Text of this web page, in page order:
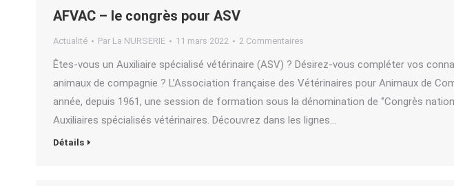
AFVAC – le congrès pour ASV
Actualité Par La NURSERIE 11 mars 2022 2 Commentaires
Êtes-vous un Auxiliaire spécialisé vétérinaire (ASV) ? Désirez-vous compléter vos
animaux de compagnie ? L’Association française des Vétérinaires pour Animaux de
année, depuis 1961, une session de formation sous la dénomination de ‘’Congrès
Auxiliaires spécialisés vétérinaires. Découvrez dans les lignes…
Détails